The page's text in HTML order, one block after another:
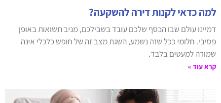
למה כדאי לקנות דירה להשקעה?
דמיינו עולם שבו הכסף שלכם עובד בשבילכם, מניב תשואות באופן
פסיבי. חלומי ככל שזה נשמע, השגת מצב זה של חופש כלכלי אינה
שמורה למעטים בלבד.
קרא עוד »